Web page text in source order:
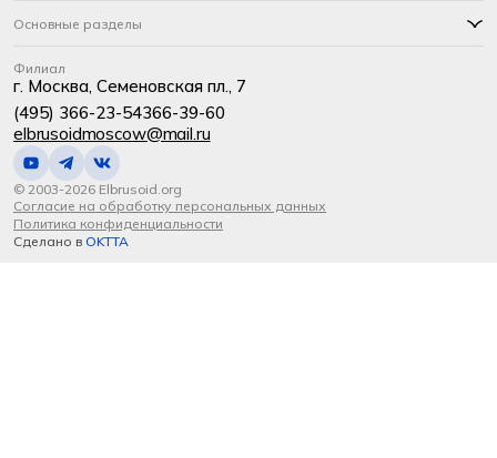
Основные разделы
Филиал
г. Москва, Семеновская пл., 7
(495) 366-23-54366-39-60
elbrusoidmoscow@mail.ru
© 2003-2026 Elbrusoid.org
Согласие на обработку персональных данных
Политика конфиденциальности
Сделано в OKTTA